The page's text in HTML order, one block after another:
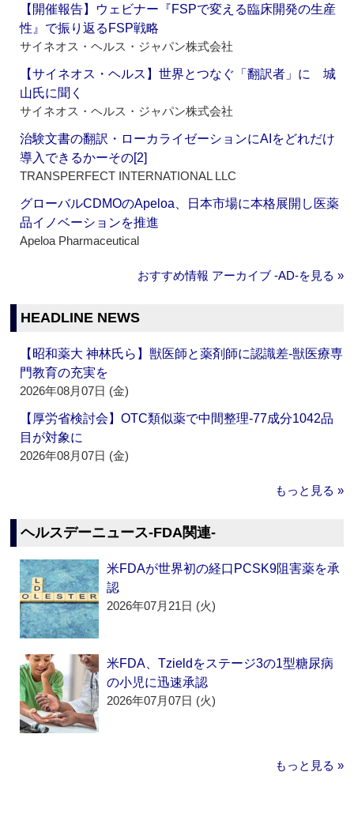
【開催報告】ウェビナー『FSPで変える臨床開発の生産
性』で振り返るFSP戦略
サイネオス・ヘルス・ジャパン株式会社
【サイネオス・ヘルス】世界とつなぐ「翻訳者」に 城
山氏に聞く
サイネオス・ヘルス・ジャパン株式会社
治験文書の翻訳・ローカライゼーションにAIをどれだけ
導入できるかーその[2]
TRANSPERFECT INTERNATIONAL LLC
グローバルCDMOのApeloa、日本市場に本格展開し医薬
品イノベーションを推進
Apeloa Pharmaceutical
おすすめ情報 アーカイブ ‐AD‐を見る »
HEADLINE NEWS
【昭和薬大 神林氏ら】獣医師と薬剤師に認識差‐獣医療専
門教育の充実を
2026年08月07日 (金)
【厚労省検討会】OTC類似薬で中間整理‐77成分1042品
目が対象に
2026年08月07日 (金)
もっと見る »
ヘルスデーニュース‐FDA関連‐
米FDAが世界初の経口PCSK9阻害薬を承
認
2026年07月21日 (火)
米FDA、Tzieldをステージ3の1型糖尿病
の小児に迅速承認
2026年07月07日 (火)
もっと見る »